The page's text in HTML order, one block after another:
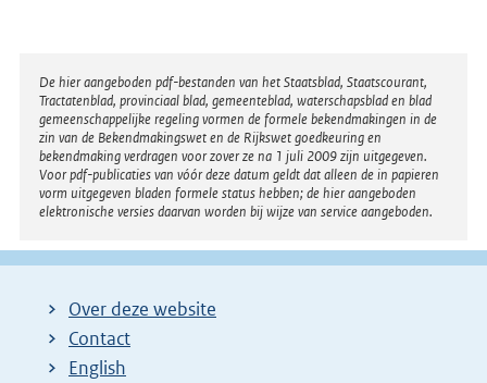
Disclaimer
De hier aangeboden pdf-bestanden van het Staatsblad, Staatscourant,
Tractatenblad, provinciaal blad, gemeenteblad, waterschapsblad en blad
gemeenschappelijke regeling vormen de formele bekendmakingen in de
zin van de Bekendmakingswet en de Rijkswet goedkeuring en
bekendmaking verdragen voor zover ze na 1 juli 2009 zijn uitgegeven.
Voor pdf-publicaties van vóór deze datum geldt dat alleen de in papieren
vorm uitgegeven bladen formele status hebben; de hier aangeboden
elektronische versies daarvan worden bij wijze van service aangeboden.
Over deze website
Contact
English